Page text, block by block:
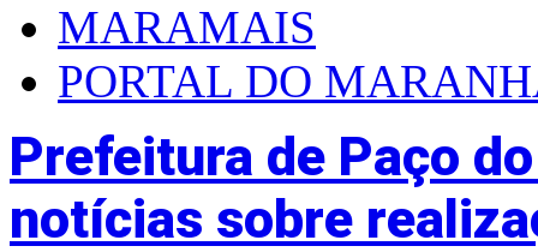
MARAMAIS
PORTAL DO
Prefeitura de Paço
notícias sobre